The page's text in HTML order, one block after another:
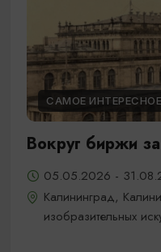
САМОЕ ИНТЕРЕСНОЕ
Вокруг биржи
05.05.2026 -
Калининград,
изобразительных